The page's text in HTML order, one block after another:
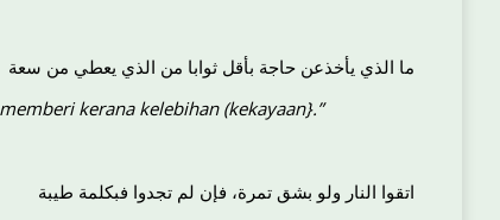
ما الذي يأخذعن حاجة بأقل ثوابا من الذي يعطي من سعة
kerana kelebihan (kekayaan}.”
اتقوا النار ولو بشق تمرة، فإن لم تجدوا فبكلمة طيبة